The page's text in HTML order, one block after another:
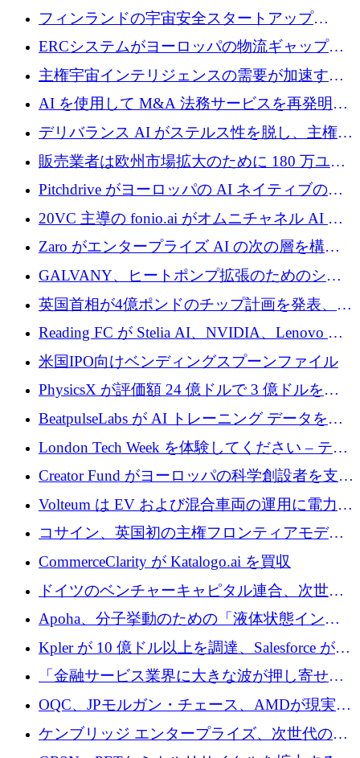
に 1,500 万ドルを確保
フィンランドの宇宙安全スタートアップ
Aavuus が、スペースデブリ追跡に取り組むプ
レシード資金を獲得
ERCシステムがヨーロッパの物流ギャップを
埋めるために設計された重量物運搬用eVTOL
であるVictorを発表
主権宇宙インテリジェンスの需要が加速する
中、ICEYEは評価額100億ユーロ以上で4億
AI を使用して M&A 法務サービスを再発明す
るために 110 万ユーロを適切に確保
デリバランス AI がステルス性を脱し、主権の
あるエンタープライズ AI を強化
販売業者は欧州市場拡大のために 180 万ユー
ロを確保
Pitchdrive がヨーロッパの AI ネイティブの創
業者を支援するために 6,000 万ユーロを調達
20VC 主導の fonio.ai がオムニチャネル AI プ
ラットフォームのために 1,700 万ドルを調達
Zaro がエンタープライズ AI の次の層を構築
するために 510 万ドルを獲得
GALVANY、ヒートポンプ拡張のためのシー
ドラウンドで1,000万ユーロを確保
英国首相が4億ポンドのチップ計画を発表、英
国の新興企業は「ここで拡大」し「ここに留
まる」
Reading FC が Stelia AI、NVIDIA、Lenovo と
協力して AI Center of Excellence を立ち上げ
米国IPO向けベンディングスプーンファイル
PhysicsX が評価額 24 億ドルで 3 億ドルを調
達
BeatpulseLabs が AI トレーニング データを拡
張するために 180 万ドルのプレシードを調達
London Tech Week を体験してください – テク
ノロジーがヨーロッパのイノベーションの未
来を形作る場所
Creator Fund がヨーロッパの科学創設者を支援
するために 5,600 万ドルを調達
Volteum は EV および混合車両の運用に電力を
供給するために 250 万ユーロを寄付
コサイン、英国初の主権フロンティアモデル
で業界の支援を確保
CommerceClarity が Katalogo.ai を買収
ドイツのベンチャーキャピタル連合、次世代
スタートアップの成長に向けて機関投資家へ
の資本シフトを呼びかけ
Apoha、分子挙動のための「液体状態インテ
リジェンス」を構築するために3,600万ドルを
かけてステルス状態から出現
Kpler が 10 億ドル以上を調達、Salesforce が
Contentful を買収、Built in Europe キャンペー
ンを開始
「金融サービス業界に大きな波が押し寄せて
いる」と「欧州初のAIネイティブ銀行」のボ
スが語る
OQC、JPモルガン・チェース、AMDが現実世
界のフィンテック・アプリケーションを探索
するためにQuantum-AIデータセンターを立ち
ケンブリッジ エンタープライズ、次世代のデ
ィープテック創設者向けにロンドンの出発点